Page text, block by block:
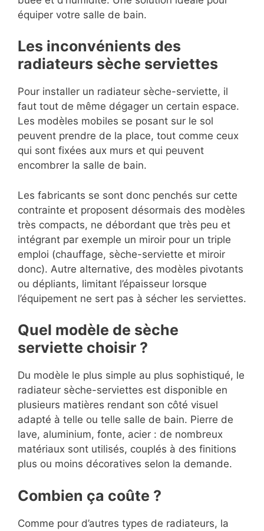
équiper votre salle de bain.
Les inconvénients des
radiateurs sèche serviettes
Pour installer un radiateur sèche-serviette, il
faut tout de même dégager un certain espace.
Les modèles mobiles se posant sur le sol
peuvent prendre de la place, tout comme ceux
qui sont fixées aux murs et qui peuvent
encombrer la salle de bain.
Les fabricants se sont donc penchés sur cette
contrainte et proposent désormais des modèles
très compacts, ne débordant que très peu et
intégrant par exemple un miroir pour un triple
emploi (chauffage, sèche-serviette et miroir
donc). Autre alternative, des modèles pivotants
ou dépliants, limitant l’épaisseur lorsque
l’équipement ne sert pas à sécher les serviettes.
Quel modèle de sèche
serviette choisir ?
Du modèle le plus simple au plus sophistiqué, le
radiateur sèche-serviettes est disponible en
plusieurs matières rendant son côté visuel
adapté à telle ou telle salle de bain. Pierre de
lave, aluminium, fonte, acier : de nombreux
matériaux sont utilisés, couplés à des finitions
plus ou moins décoratives selon la demande.
Combien ça coûte ?
Comme pour d’autres types de radiateurs, la